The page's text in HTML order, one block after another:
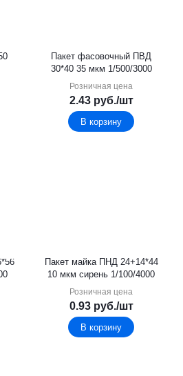
Пакет фасовочный ПВД
30*40 35 мкм 1/500/3000
Розничная цена
2.43руб./шт
В корзину
Пакет майка ПНД 24+14*44
10 мкм сирень 1/100/4000
Розничная цена
0.93руб./шт
В корзину